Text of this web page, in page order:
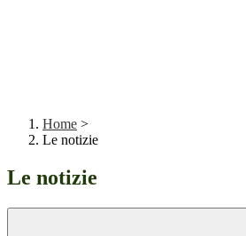
Home >
Le notizie
Le notizie